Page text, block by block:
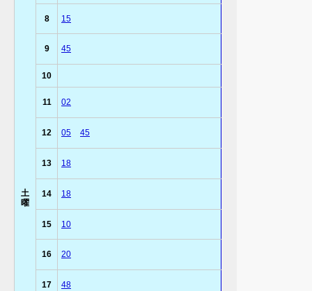
土
曜
8 15
9 45
10
11 02
12 05 45
13 18
14 18
15 10
16 20
17 48